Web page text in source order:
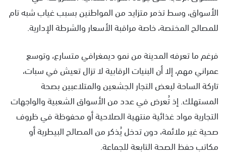
الأسواق، وسط تذمر متزايد من المواطنين بسبب غياب شبه تام
للمصالح المختصة، خاصة مراقبة الأسعار والشرطة الإدارية.
فرغم ما تعرفه المدينة من نمو ديمغرافي متسارع، وتوسع
عمراني مهم، إلا أن البنيات الرقابية لا تزال تعيش في سبات،
تاركة الساحة لبعض التجار الجشعين والمتلاعبين بصحة
المستهلك. إذ تُعرض في عدد من الأسواق الشعبية والواجهات
التجارية مواد غذائية منتهية الصلاحية أو محفوظة في ظروف
صحية غير ملائمة، دون تدخل يُذكر من المصالح البيطرية أو
مكاتب حفظ الصحة التابعة للجماعة.